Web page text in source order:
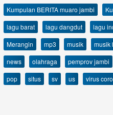
Kumpulan BERITA muaro jambi
lagu barat
lagu dangdut lagu
Merangin
mp3 musik musik
news
olahraga pemprov jambi
pop
situs sv us virus